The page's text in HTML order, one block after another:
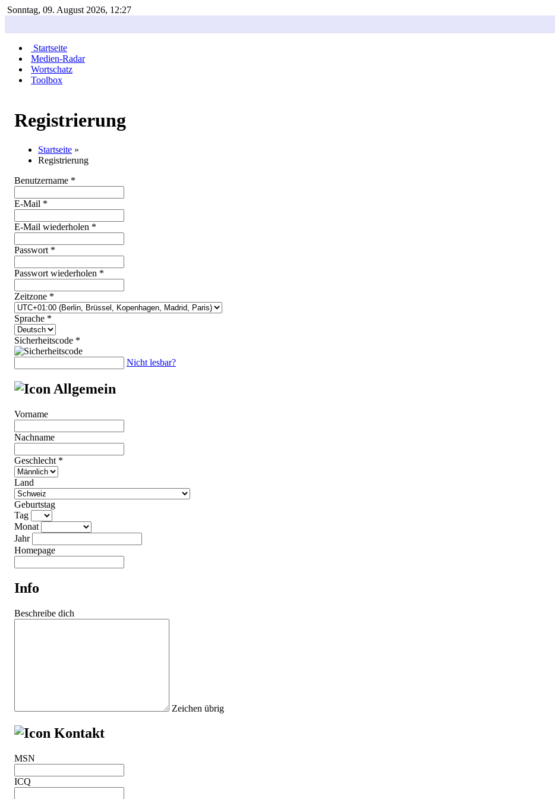
Sonntag, 09. August 2026, 12:27
Startseite
Medien-Radar
Wortschatz
Toolbox
Registrierung
Startseite »
Registrierung
Benutzername *
E-Mail *
E-Mail wiederholen *
Passwort *
Passwort wiederholen *
Zeitzone *
Sprache *
Sicherheitscode *
Nicht lesbar?
Allgemein
Vorname
Nachname
Geschlecht *
Land
Geburtstag
Tag
Monat
Jahr
Homepage
Info
Beschreibe dich
Zeichen übrig
Kontakt
MSN
ICQ